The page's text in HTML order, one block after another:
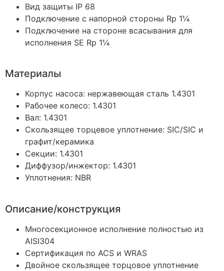
Вид защиты IP 68
Подключение с напорной стороны Rp 1¼
Подключение на стороне всасывания для
исполнения SE Rp 1¼
Материалы
Корпус насоса: нержавеющая сталь 1.4301
Рабочее колесо: 1.4301
Вал: 1.4301
Скользящее торцевое уплотнение: SIC/SIC и
графит/керамика
Секции: 1.4301
Диффузор/инжектор: 1.4301
Уплотнения: NBR
Описание/конструкция
Многосекционное исполнение полностью из
AISI304
Сертификация по ACS и WRAS
Двойное скользящее торцовое уплотнение